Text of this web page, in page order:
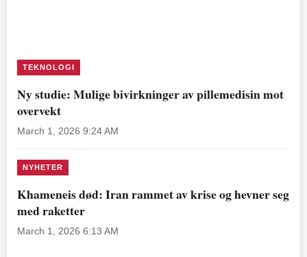
TEKNOLOGI
Ny studie: Mulige bivirkninger av pillemedisin mot
overvekt
March 1, 2026 9:24 AM
NYHETER
Khameneis død: Iran rammet av krise og hevner seg
med raketter
March 1, 2026 6:13 AM